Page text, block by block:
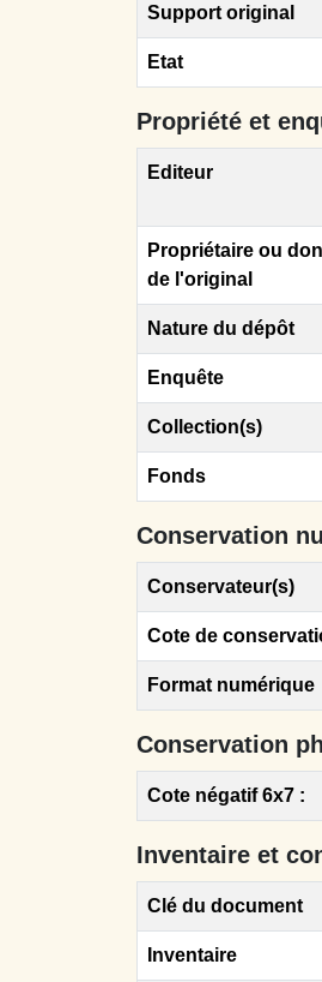
Support original
Etat
Propriété et
Editeur
Propriétaire ou
de l'original
Nature du dépôt
Enquête
Collection(s)
Fonds
Conservation
Conservateur(s)
Cote de
Format numérique
Conservation
Cote négatif 6x7 :
Inventaire et
Clé du document
Inventaire